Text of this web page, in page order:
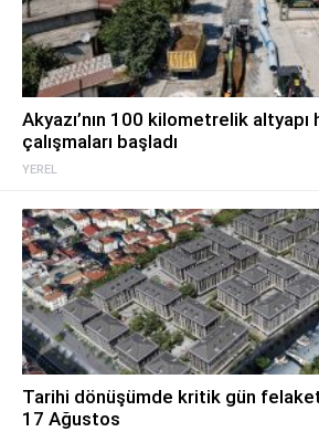
YEREL
Akyazı’nın 100 kilometrelik altyapı
çalışmaları başladı
Tarihi dönüşümde kritik gün
17 Ağustos